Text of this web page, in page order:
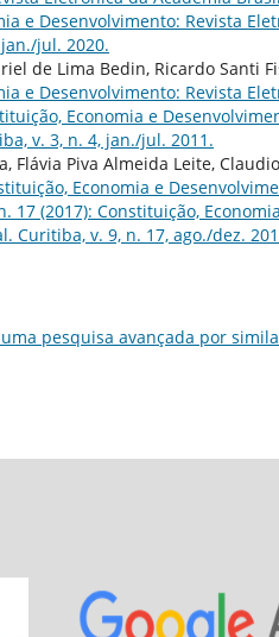
e Desenvolvimento: Revista
jul. 2020.
de Lima Bedin, Ricardo Santi
e Desenvolvimento: Revista
Economia e
v. 3, n. 4, jan./jul. 2011.
Flávia Piva Almeida Leite,
Economia e
17 (2017): Constituição,
Curitiba, v. 9, n. 17, ago./dez.
pesquisa avançada por